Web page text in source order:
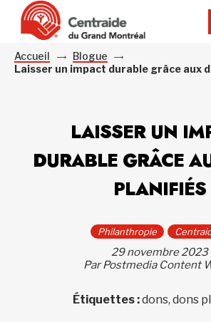
Accueil
Blogue
Laisser un impact durable grâce aux
LAISSER UN
DURABLE GRÂCE
PLANIFIÉS
Philanthropie
29 novembre 2023
Par Postmedia Content
Étiquettes :dons, dons